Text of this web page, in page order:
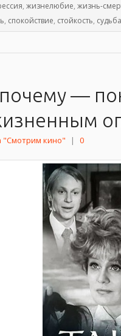
, жизнелюбие, жизнь-
, спокойствие, стойкость, судьба
—
"Смотрим кино" | 0